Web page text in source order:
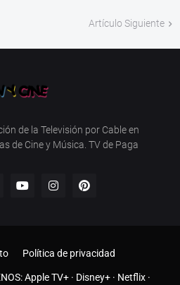
Artículo Siguiente
de la Televisión por Cable en
de Cine y Música. TV de Paga
Apple TV+ · Disney+ · Netflix ·
Política de privacidad